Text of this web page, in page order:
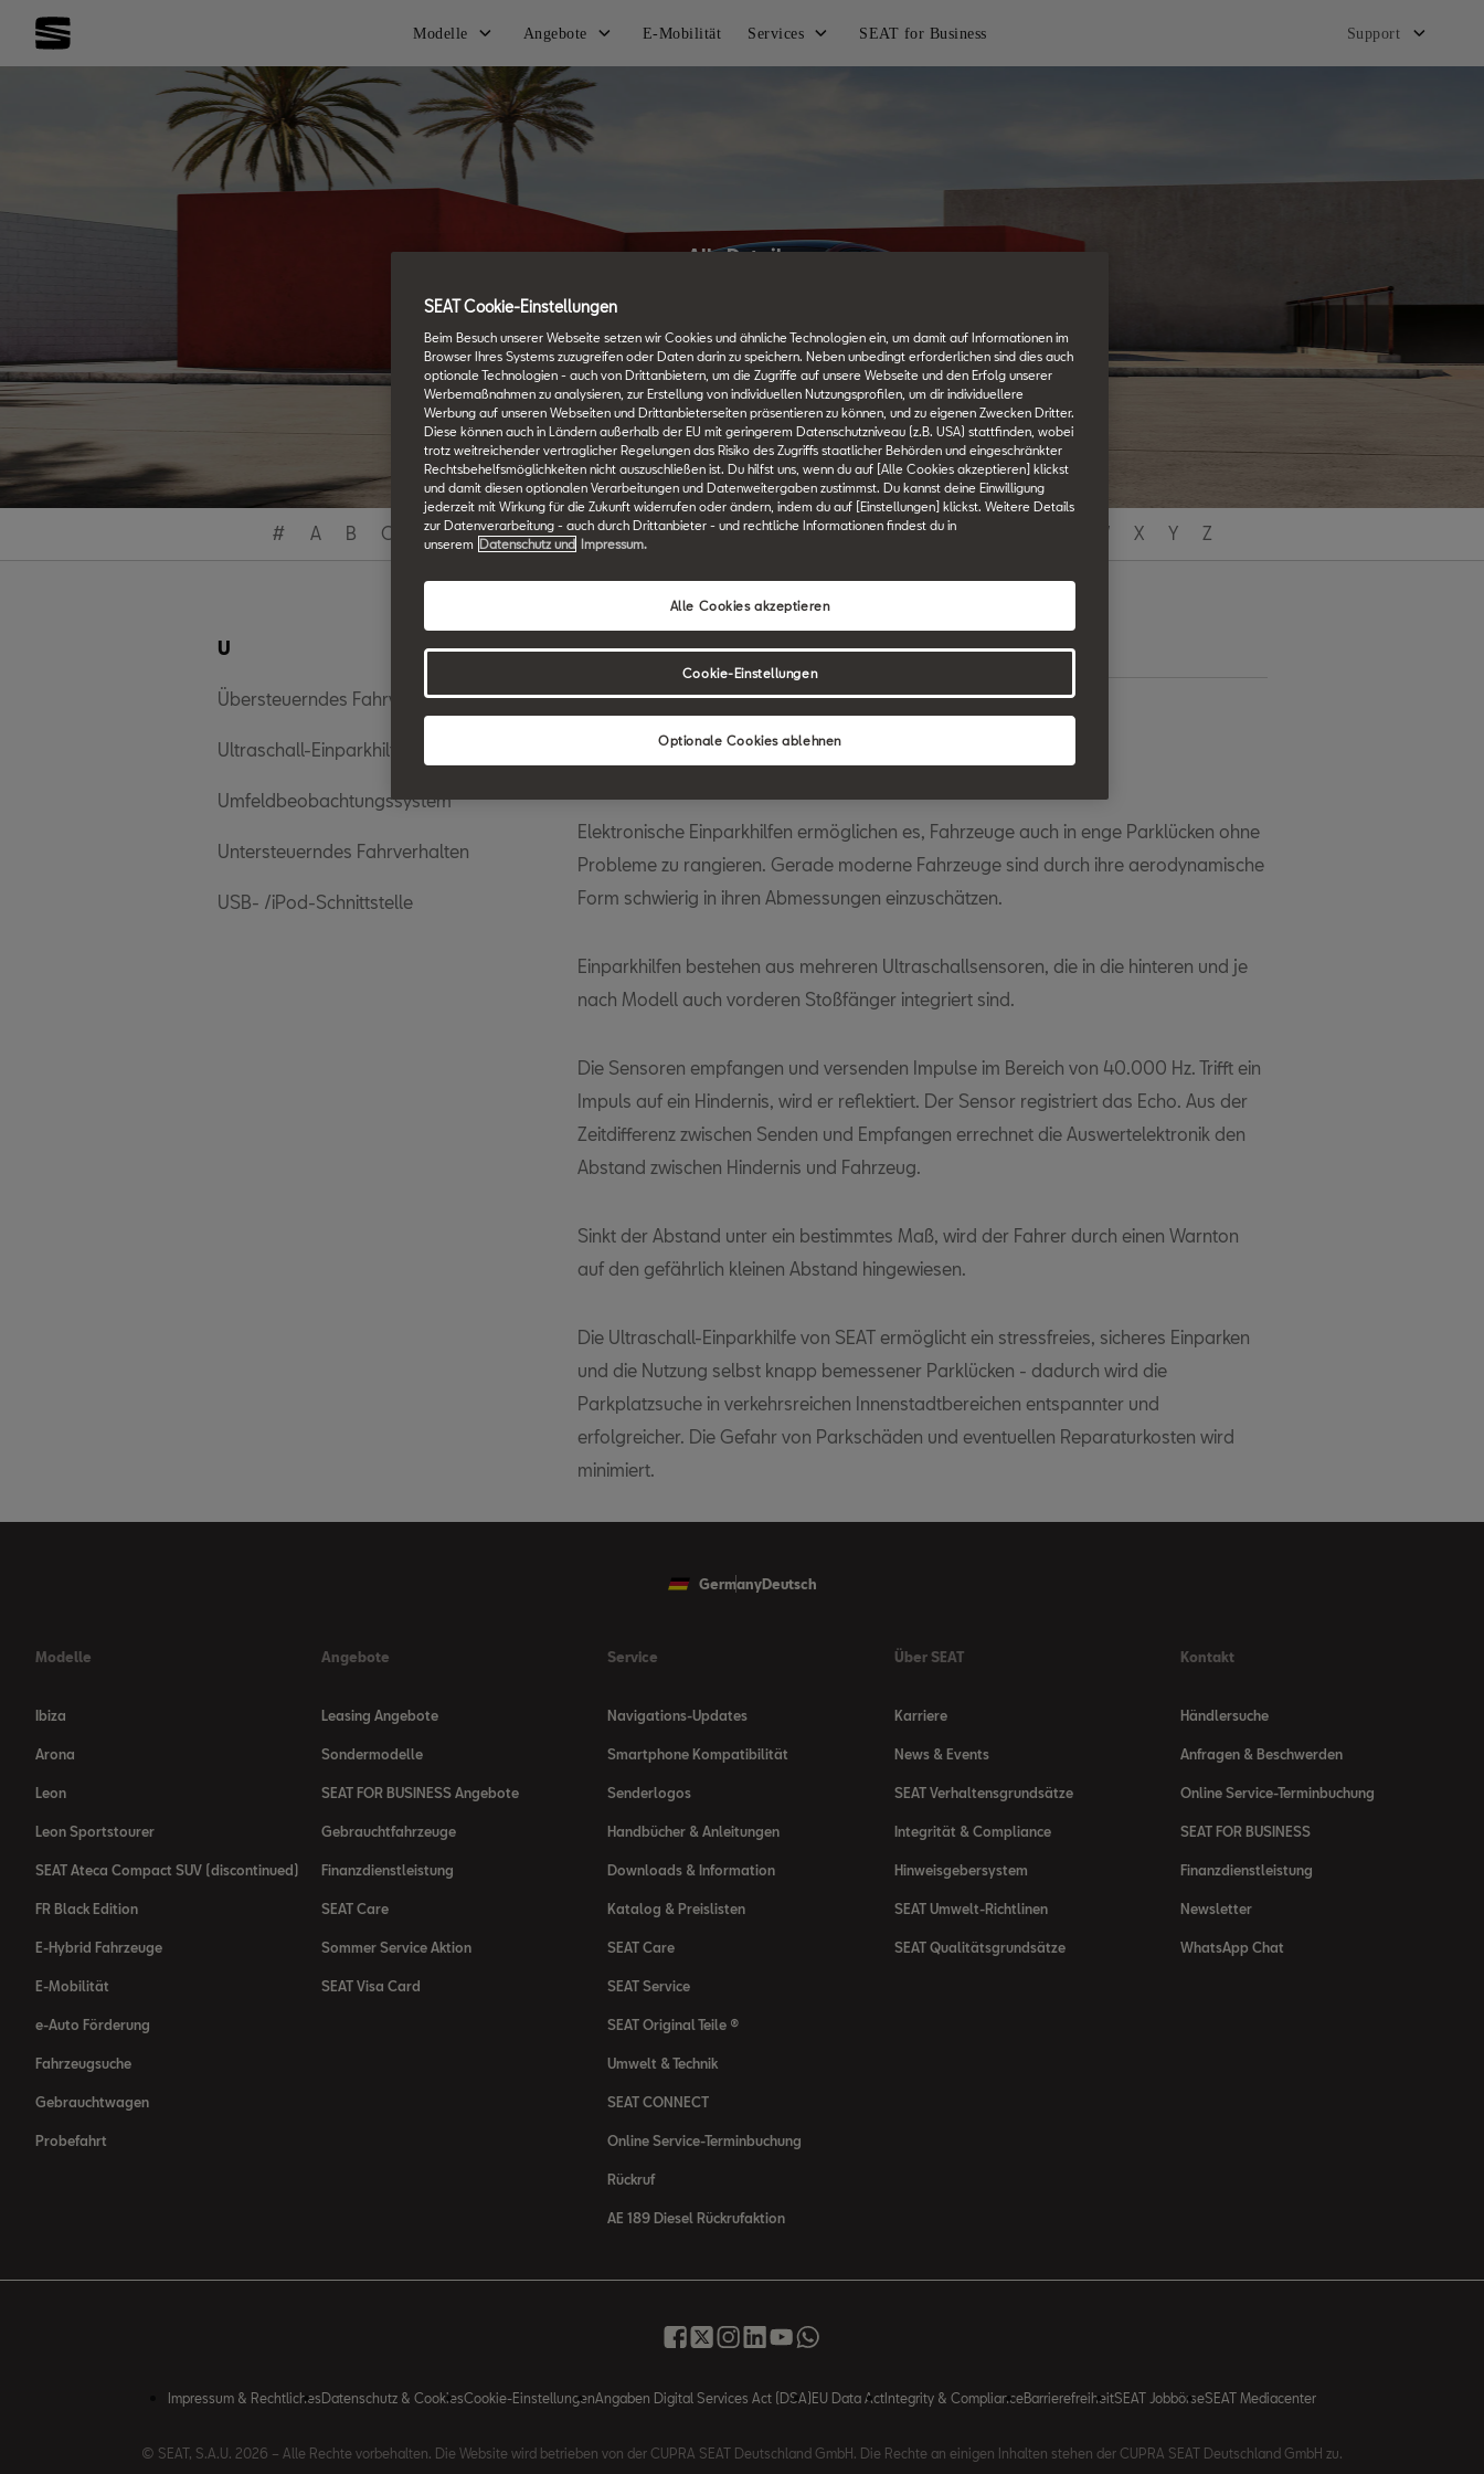
Modelle Angebote E-Mobilität Services SEAT for Business Support
Alle Details.
SEAT Techniklexikon
# A B C D E F G H I J K L M N O P Q R S W X Y Z
U
Übersteuerndes Fahrverhalten
Ultraschall-Einparkhilfe
Umfeldbeobachtungssystem
Untersteuerndes Fahrverhalten
USB- /iPod-Schnittstelle
SEAT Technik Lexikon durchsuchen.
Ultraschall-Einparkhilfe
Elektronische Einparkhilfen ermöglichen es, Fahrzeuge auch in enge Parklücken ohne
Probleme zu rangieren. Gerade moderne Fahrzeuge sind durch ihre aerodynamische
Form schwierig in ihren Abmessungen einzuschätzen.
Einparkhilfen bestehen aus mehreren Ultraschallsensoren, die in die hinteren und je
nach Modell auch vorderen Stoßfänger integriert sind.
Die Sensoren empfangen und versenden Impulse im Bereich von 40.000 Hz. Trifft ein
Impuls auf ein Hindernis, wird er reflektiert. Der Sensor registriert das Echo. Aus der
Zeitdifferenz zwischen Senden und Empfangen errechnet die Auswertelektronik den
Abstand zwischen Hindernis und Fahrzeug.
Sinkt der Abstand unter ein bestimmtes Maß, wird der Fahrer durch einen Warnton
auf den gefährlich kleinen Abstand hingewiesen.
Die Ultraschall-Einparkhilfe von SEAT ermöglicht ein stressfreies, sicheres Einparken
und die Nutzung selbst knapp bemessener Parklücken - dadurch wird die
Parkplatzsuche in verkehrsreichen Innenstadtbereichen entspannter und
erfolgreicher. Die Gefahr von Parkschäden und eventuellen Reparaturkosten wird
minimiert.
GermanyDeutsch
Modelle
Ibiza
Arona
Leon
Leon Sportstourer
SEAT Ateca Compact SUV (discontinued)
FR Black Edition
E-Hybrid Fahrzeuge
E-Mobilität
e-Auto Förderung
Fahrzeugsuche
Gebrauchtwagen
Probefahrt
Angebote
Leasing Angebote
Sondermodelle
SEAT FOR BUSINESS Angebote
Gebrauchtfahrzeuge
Finanzdienstleistung
SEAT Care
Sommer Service Aktion
SEAT Visa Card
Service
Navigations-Updates
Smartphone Kompatibilität
Senderlogos
Handbücher & Anleitungen
Downloads & Information
Katalog & Preislisten
SEAT Care
SEAT Service
SEAT Original Teile ®
Umwelt & Technik
SEAT CONNECT
Online Service-Terminbuchung
Rückruf
AE 189 Diesel Rückrufaktion
Über SEAT
Karriere
News & Events
SEAT Verhaltensgrundsätze
Integrität & Compliance
Hinweisgebersystem
SEAT Umwelt-Richtlinen
SEAT Qualitätsgrundsätze
Kontakt
Händlersuche
Anfragen & Beschwerden
Online Service-Terminbuchung
SEAT FOR BUSINESS
Finanzdienstleistung
Newsletter
WhatsApp Chat
Impressum & Rechtliches Datenschutz & CookiesCookie-EinstellungenAngaben Digital Services Act (DSA) EU Data Act Integrity & ComplianceBarrierefreiheitSEAT JobbörseSEAT Mediacenter
© SEAT, S.A.U. 2026 – Alle Rechte vorbehalten. Die Website wird betrieben von der CUPRA SEAT Deutschland GmbH. Die Rechte an einigen Inhalten stehen der CUPRA SEAT Deutschland GmbH zu.
SEAT Cookie-Einstellungen
Beim Besuch unserer Webseite setzen wir Cookies und ähnliche Technologien ein, um damit auf Informationen im
Browser Ihres Systems zuzugreifen oder Daten darin zu speichern. Neben unbedingt erforderlichen sind dies auch
optionale Technologien - auch von Drittanbietern, um die Zugriffe auf unsere Webseite und den Erfolg unserer
Werbemaßnahmen zu analysieren, zur Erstellung von individuellen Nutzungsprofilen, um dir individuellere
Werbung auf unseren Webseiten und Drittanbieterseiten präsentieren zu können, und zu eigenen Zwecken Dritter.
Diese können auch in Ländern außerhalb der EU mit geringerem Datenschutzniveau (z.B. USA) stattfinden, wobei
trotz weitreichender vertraglicher Regelungen das Risiko des Zugriffs staatlicher Behörden und eingeschränkter
Rechtsbehelfsmöglichkeiten nicht auszuschließen ist. Du hilfst uns, wenn du auf [Alle Cookies akzeptieren] klickst
und damit diesen optionalen Verarbeitungen und Datenweitergaben zustimmst. Du kannst deine Einwilligung
jederzeit mit Wirkung für die Zukunft widerrufen oder ändern, indem du auf [Einstellungen] klickst. Weitere Details
zur Datenverarbeitung - auch durch Drittanbieter - und rechtliche Informationen findest du in
unserem Datenschutz und Impressum.
Optionale Cookies ablehnen
Alle Cookies akzeptieren
Cookie-Einstellungen